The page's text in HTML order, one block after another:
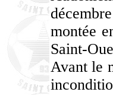
montée
Saint-
Avant le